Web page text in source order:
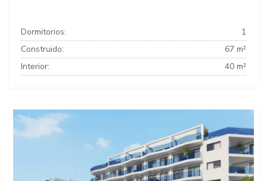
Dormitorios:
1
Construido:
67 m²
Interior:
40 m²